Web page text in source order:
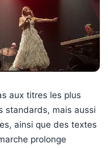
aux titres les plus
standards, mais aussi
ainsi que des textes
prolonge